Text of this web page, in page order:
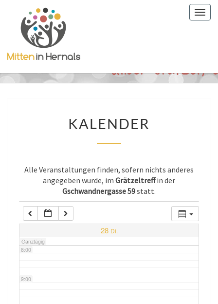
KALENDER
Alle Veranstaltungen finden, sofern nichts anderes
angegeben wurde, im Grätzeltreffin der
Gschwandnergasse 59statt.
28 Di.
Ganztägig
0:00
1:00
2:00
7:00
8:00
9:00